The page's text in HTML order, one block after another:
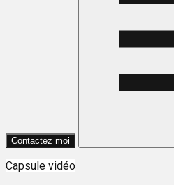
Contactez moi
Capsule vidéo